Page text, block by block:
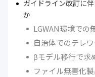
ガイドライン改訂に
か
LGWAN環境での
自治体でのテレ
βモデル移行で求
ファイル無害化